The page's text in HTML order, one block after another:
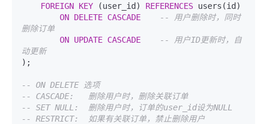
FOREIGN KEY (user_id) REFERENCES users(id)
ON DELETE CASCADE
-- 用户删除时，同时
删除订单
ON UPDATE CASCADE
-- 用户ID更新时，自
动更新
);
-- ON DELETE 选项
-- CASCADE:   删除用户时，删除关联订单
-- SET NULL:  删除用户时，订单的user_id设为NULL
-- RESTRICT:  如果有关联订单，禁止删除用户